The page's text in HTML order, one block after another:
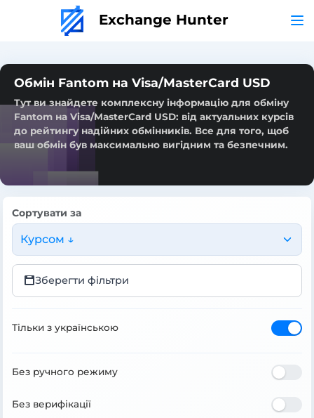
Exchange Hunter
Обмін Fantom на Visa/MasterCard USD
Тут ви знайдете комплексну інформацію для обміну
Fantom на Visa/MasterCard USD: від актуальних курсів
до рейтингу надійних обмінників. Все для того, щоб
ваш обмін був максимально вигідним та безпечним.
Сортувати за
Курсом ↓
Зберегти фільтри
Тільки з українською
Без ручного режиму
Без верифікації